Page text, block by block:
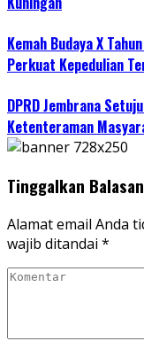
Kemah Budaya X
Perkuat Kepedulian
DPRD Jembrana
Ketenteraman
Tinggalkan Balasan
Alamat email Anda
wajib ditandai *